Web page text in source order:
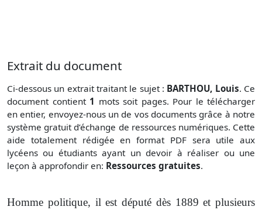
Extrait du document
Ci-dessous un extrait traitant le sujet : BARTHOU, Louis. Ce
document contient 1 mots soit pages. Pour le télécharger
en entier, envoyez-nous un de vos documents grâce à notre
système gratuitd’échange de ressources numériques. Cette
aide totalement rédigée en format PDF sera utile aux
lycéens ou étudiants ayant un devoir à réaliser ou une
leçon à approfondir en: Ressources gratuites.
Homme politique, il est député dès 1889 et plusieurs